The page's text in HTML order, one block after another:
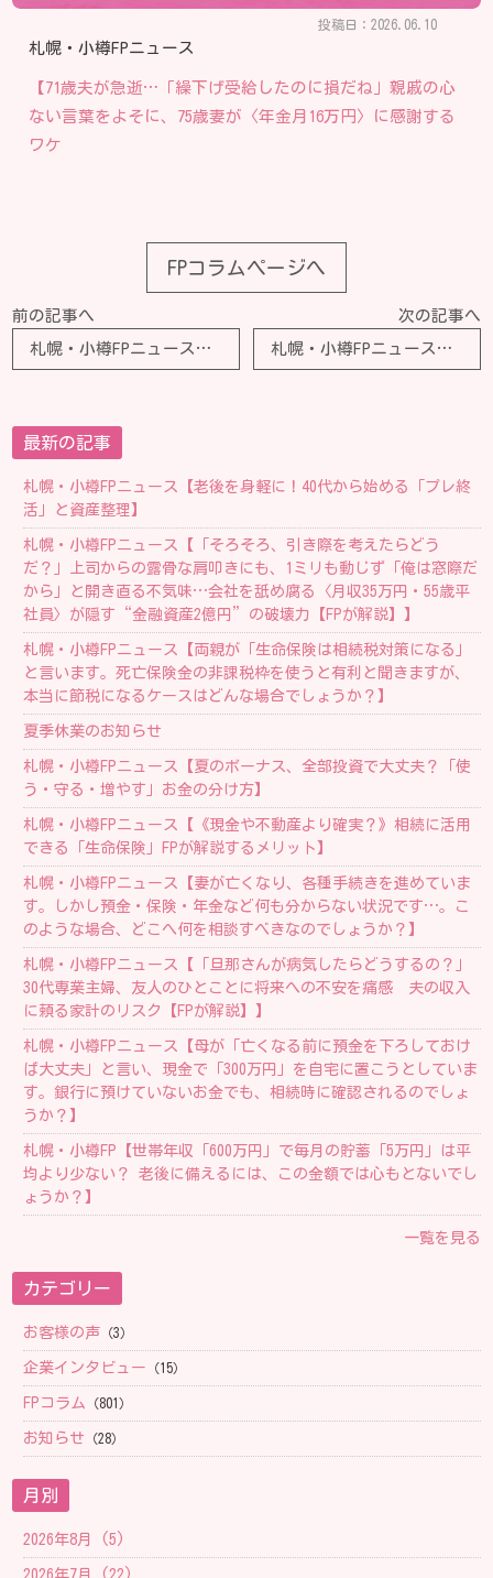
投稿日：2026.06.10
札幌・小樽FPニュース
【71歳夫が急逝…「繰下げ受給したのに損だね」親戚の心
ない言葉をよそに、75歳妻が〈年金月16万円〉に感謝する
ワケ
FPコラムページへ
前の記事へ
札幌・小樽FPニュース【母が「私が先に亡くなったら、家のことはお父さんが何とかするでしょ」と言っています。ただ、父が手続きについて把握しているとは思えません。何か良い方法はないでしょうか？】
次の記事へ
札幌・小樽FPニュース【両親とも健在なのですが、兄に「相続のことを考えるなら、まず財産の全体像を知るべき」と言われました。預金や不動産の確認といっても、家族がどこまで把握しておくべきでしょうか？】
最新の記事
札幌・小樽FPニュース【老後を身軽に！40代から始める「プレ終
活」と資産整理】
札幌・小樽FPニュース【「そろそろ、引き際を考えたらどう
だ？」上司からの露骨な肩叩きにも、1ミリも動じず「俺は窓際だ
から」と開き直る不気味…会社を舐め腐る〈月収35万円・55歳平
社員〉が隠す“金融資産2億円”の破壊力【FPが解説】】
札幌・小樽FPニュース【両親が「生命保険は相続税対策になる」
と言います。死亡保険金の非課税枠を使うと有利と聞きますが、
本当に節税になるケースはどんな場合でしょうか？】
夏季休業のお知らせ
札幌・小樽FPニュース【夏のボーナス、全部投資で大丈夫？「使
う・守る・増やす」お金の分け方】
札幌・小樽FPニュース【《現金や不動産より確実？》相続に活用
できる「生命保険」FPが解説するメリット】
札幌・小樽FPニュース【妻が亡くなり、各種手続きを進めていま
す。しかし預金・保険・年金など何も分からない状況です…。こ
のような場合、どこへ何を相談すべきなのでしょうか？】
札幌・小樽FPニュース【「旦那さんが病気したらどうするの？」
30代専業主婦、友人のひとことに将来への不安を痛感 夫の収入
に頼る家計のリスク【FPが解説】】
札幌・小樽FPニュース【母が「亡くなる前に預金を下ろしておけ
ば大丈夫」と言い、現金で「300万円」を自宅に置こうとしていま
す。銀行に預けていないお金でも、相続時に確認されるのでしょ
うか？】
札幌・小樽FP【 世帯年収「600万円」で毎月の貯蓄「5万円」は平
均より少ない？ 老後に備えるには、この金額では心もとないでし
ょうか？】
一覧を見る
カテゴリー
お客様の声 （3）
企業インタビュー （15）
FPコラム （801）
お知らせ （28）
月別
2026年8月 (5)